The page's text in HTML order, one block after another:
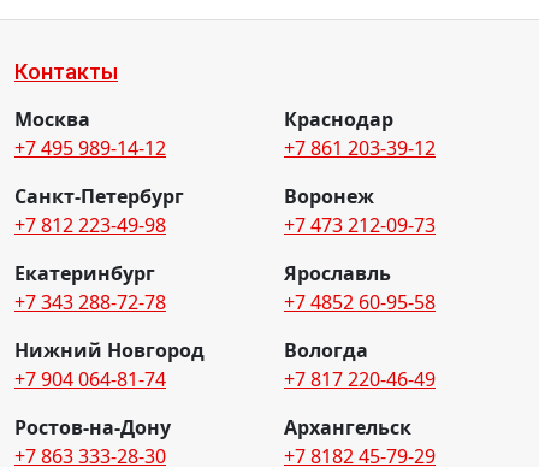
Контакты
Москва
+7 495 989-14-12
Санкт-Петербург
+7 812 223-49-98
Екатеринбург
+7 343 288-72-78
Нижний Новгород
+7 904 064-81-74
Ростов-на-Дону
+7 863 333-28-30
Краснодар
+7 861 203-39-12
Воронеж
+7 473 212-09-73
Ярославль
+7 4852 60-95-58
Вологда
+7 817 220-46-49
Архангельск
+7 8182 45-79-29